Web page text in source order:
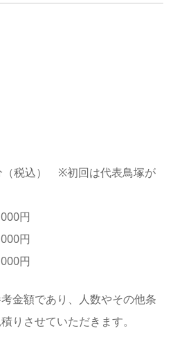
（税込） ※初回は代表鳥塚が
円
円
円
金額であり、人数やその他条
りさせていただきます。